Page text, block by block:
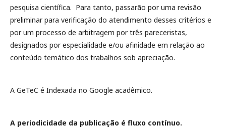
pesquisa científica. Para tanto, passarão por uma revisão
preliminar para verificação do atendimento desses critérios e
por um processo de arbitragem por três pareceristas,
designados por especialidade e/ou afinidade em relação ao
conteúdo temático dos trabalhos sob apreciação.
A GeTeC é Indexada no Google acadêmico.
A periodicidade da publicação é fluxo contínuo.